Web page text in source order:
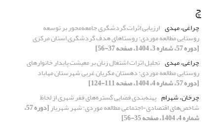
چ
چراغی، مهدی ارزیابی اثرات گردشگری جامعه‌محور بر توسعه
روستایی مطالعه موردی: روستاهای هدف گردشگری استان مرکزی
[دوره 57، شماره 3، 1404، صفحه 37-56]
چراغی، مهدی تحلیل اثرات اشتغال زنان بر معیشت پایدار خانوارهای
روستایی مطالعه موردی: دهستان مکریان غربی شهرستان مهاباد
[دوره 57، شماره 4، 1404، صفحه 111-124]
چرخان، شهرام پهنه‌بندی فضایی گستره‌های فقر شهری از لحاظ
شاخص‌های اقتصادی-اجتماعی مطالعه موردی: شهر شهریار [دوره 57،
شماره 4، 1404، صفحه 35-56]